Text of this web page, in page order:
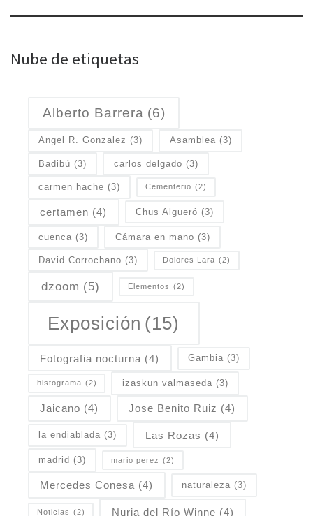
Nube de etiquetas
Alberto Barrera (6)
Angel R. Gonzalez (3) Asamblea (3)
Badibú (3) carlos delgado (3)
carmen hache (3) Cementerio (2)
certamen (4) Chus Algueró (3)
cuenca (3) Cámara en mano (3)
David Corrochano (3) Dolores Lara (2)
dzoom (5) Elementos (2)
Exposición (15)
Fotografia nocturna (4) Gambia (3)
histograma (2) izaskun valmaseda (3)
Jaicano (4) Jose Benito Ruiz (4)
la endiablada (3) Las Rozas (4)
madrid (3) mario perez (2)
Mercedes Conesa (4) naturaleza (3)
Noticias (2) Nuria del Río Winne (4)